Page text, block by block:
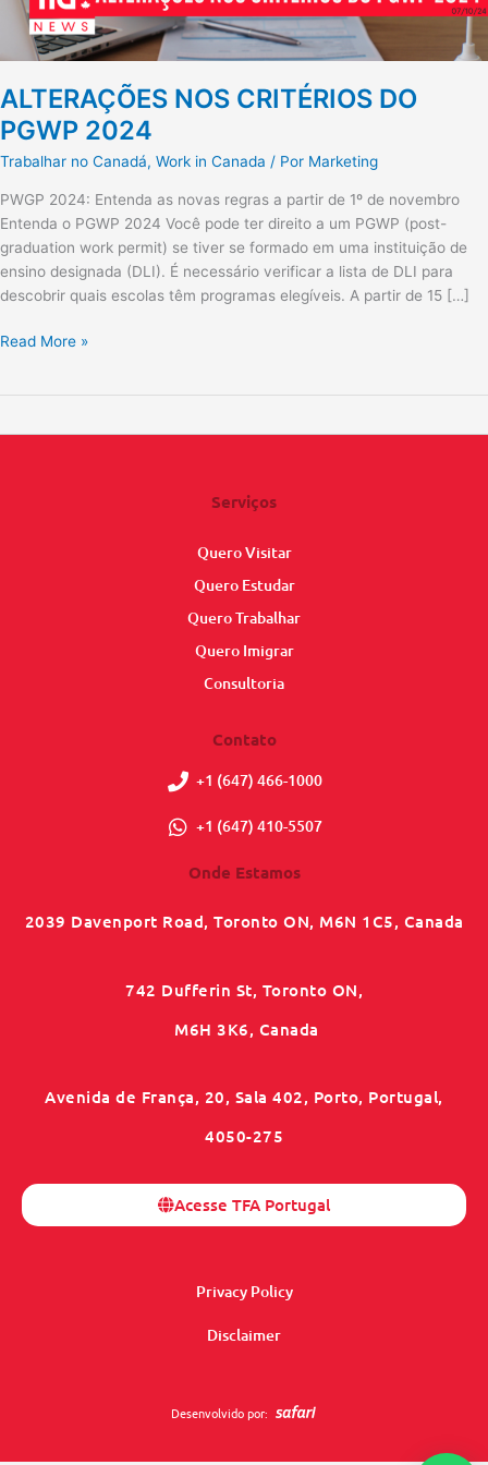
ALTERAÇÕES NOS CRITÉRIOS DO
PGWP 2024
Trabalhar no Canadá, Work in Canada / Por Marketing
PWGP 2024: Entenda as novas regras a partir de 1º de novembro
Entenda o PGWP 2024 Você pode ter direito a um PGWP (post-
graduation work permit) se tiver se formado em uma instituição de
ensino designada (DLI). É necessário verificar a lista de DLI para
descobrir quais escolas têm programas elegíveis. A partir de 15 […]
Read More »
Serviços
Quero Visitar
Quero Estudar
Quero Trabalhar
Quero Imigrar
Consultoria
Contato
+1 (647) 466-1000
+1 (647) 410-5507
Onde Estamos
2039 Davenport Road, Toronto ON, M6N 1C5, Canada
742 Dufferin St, Toronto ON,
M6H 3K6, Canada
Avenida de França, 20, Sala 402, Porto, Portugal,
4050-275
Acesse TFA Portugal
Privacy Policy
Disclaimer
Desenvolvido por: